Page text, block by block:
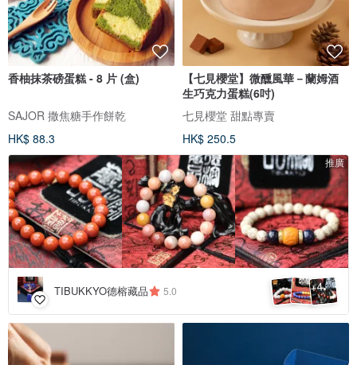
香柚抹茶磅蛋糕 - 8 片 (盒)
SAJOR 撒焦糖手作餅乾
HK$ 88.3
【七見櫻堂】微醺風華－蘭姆酒
生巧克力蛋糕(6吋)
七見櫻堂 甜點專賣
HK$ 250.5
推廣
TIBUKKYO德榕藏品 5.0 +4